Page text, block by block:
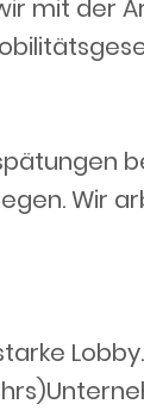
mit der
Wir